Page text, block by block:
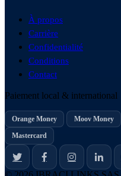
À propos
Carrière
Confidentialité
Conditions
Contact
Paiement local & international
Orange Money Moov Money
Mastercard